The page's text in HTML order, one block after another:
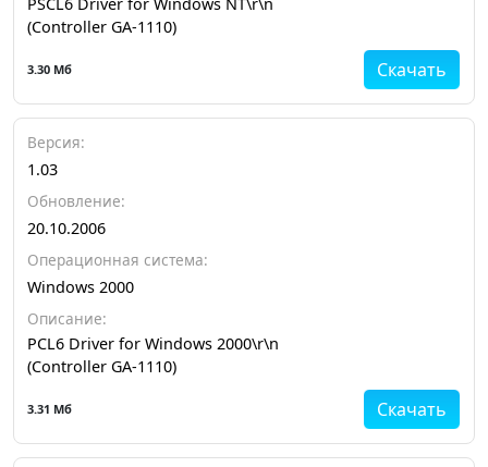
(Controller GA-1110)
Скачать
3.30 Мб
Версия:
1.03
Обновление:
20.10.2006
Операционная система:
Windows 2000
Описание:
PCL6 Driver for Windows 2000\r\n
(Controller GA-1110)
Скачать
3.31 Мб